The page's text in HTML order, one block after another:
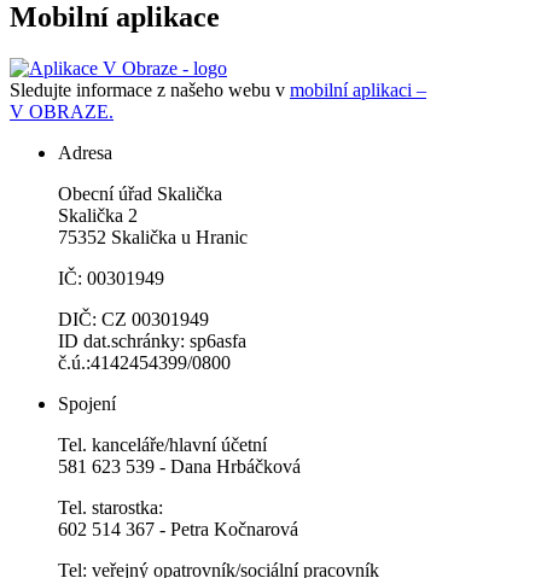
Mobilní aplikace
Sledujte informace z našeho webu v mobilní aplikaci –
V OBRAZE.
Adresa
Obecní úřad Skalička
Skalička 2
75352 Skalička u Hranic
IČ: 00301949
DIČ: CZ 00301949
ID dat.schránky: sp6asfa
č.ú.:4142454399/0800
Spojení
Tel. kanceláře/hlavní účetní
581 623 539 - Dana Hrbáčková
Tel. starostka:
602 514 367 - Petra Kočnarová
Tel: veřejný opatrovník/sociální pracovník